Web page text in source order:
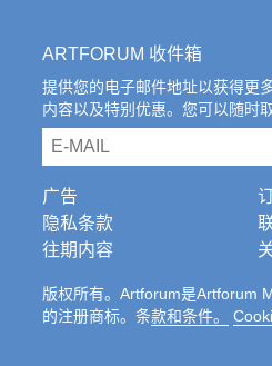
ARTFORUM 收件箱
提供您的电子邮件地址以获得更
内容以及特别优惠。您可以随时
email
广告
隐私条款
往期内容
版权所有。Artforum是Artforum
的注册商标。条款和条件。